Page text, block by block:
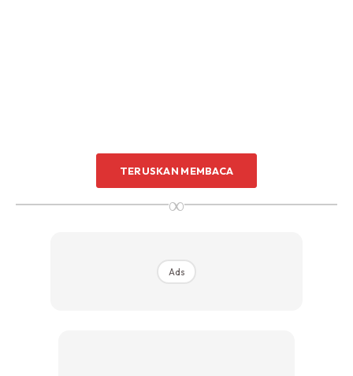
Dapatkan My Qalam Elite Digital Perjuzuk Set dengan
diskaun RM5 apabila anda menggunakan kod
KELGST5 disini
TERUSKAN MEMBACA
∞
Ads